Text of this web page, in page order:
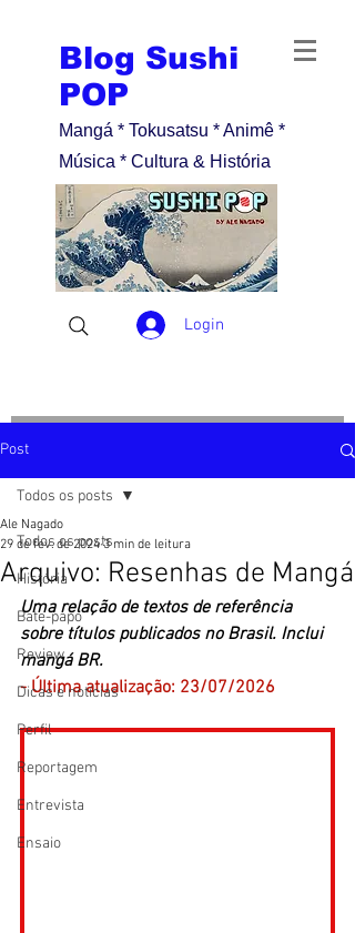
Blog Sushi
POP
Mangá * Tokusatsu * Animê *
Música * Cultura & História
Login
Post
Todos os posts
História
Bate-papo
Review
Dicas e notícias
Perfil
Reportagem
Entrevista
Ensaio
Todos os posts
Arquivo: Resenhas de Mangá
Ale Nagado
29 de fev. de 2024 3 min de leitura
Uma relação de textos de referência
sobre títulos publicados no Brasil. Inclui
mangá BR.
- Última atualização: 23/07/2026